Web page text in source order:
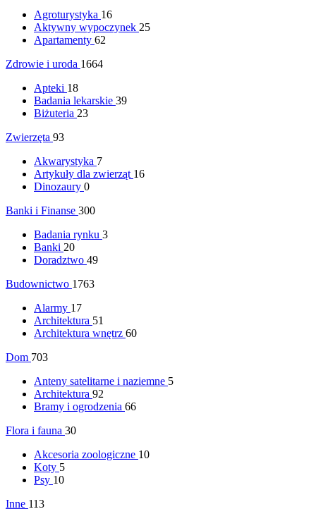
Agroturystyka 16
Aktywny wypoczynek 25
Apartamenty 62
Zdrowie i uroda 1664
Apteki 18
Badania lekarskie 39
Biżuteria 23
Zwierzęta 93
Akwarystyka 7
Artykuły dla zwierząt 16
Dinozaury 0
Banki i Finanse 300
Badania rynku 3
Banki 20
Doradztwo 49
Budownictwo 1763
Alarmy 17
Architektura 51
Architektura wnętrz 60
Dom 703
Anteny satelitarne i naziemne 5
Architektura 92
Bramy i ogrodzenia 66
Flora i fauna 30
Akcesoria zoologiczne 10
Koty 5
Psy 10
Inne 113